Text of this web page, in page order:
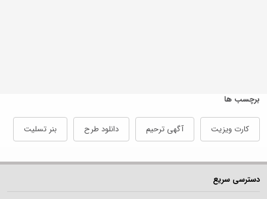
برچسب ها
کارت ویزیت آگهی ترحیم دانلود طرح بنر تسلیت
دسترسی سریع